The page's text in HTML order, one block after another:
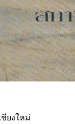
ยงใหม่